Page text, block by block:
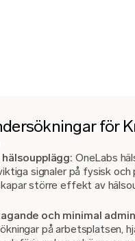
för
OneLabs
signaler på fysisk och
större effekt av
och minimal
på arbetsplatsen,